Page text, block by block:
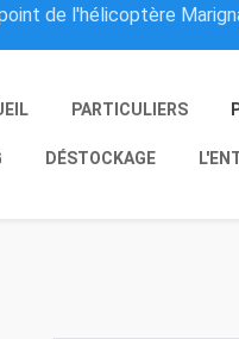
de l'hélicoptère
PARTICULIERS
DÉSTOCKAGE